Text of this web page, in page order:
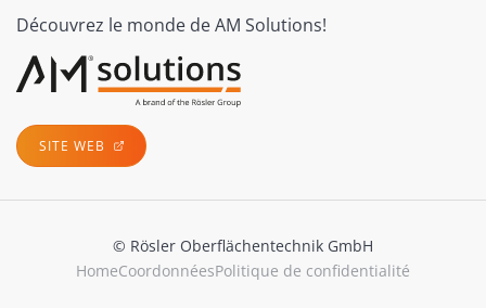
Découvrez le monde de AM Solutions!
SITE WEB
© Rösler Oberflächentechnik GmbH
HomeCoordonnéesPolitique de confidentialité